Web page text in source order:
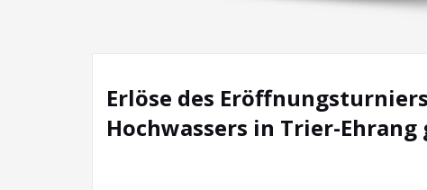
Erlöse des
Hochwassers in Trier-Ehrang